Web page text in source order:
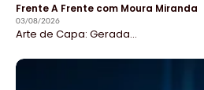
Frente A Frente com Moura Miranda
03/08/2026
Arte de Capa: Gerada...